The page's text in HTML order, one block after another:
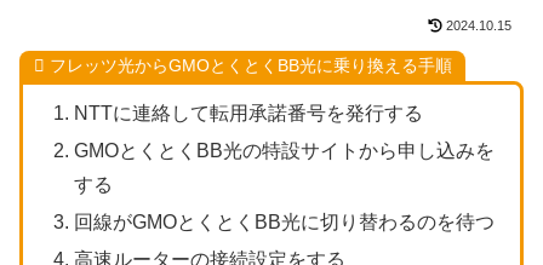
2024.10.15
フレッツ光からGMOとくとくBB光に乗り換える手順
NTTに連絡して転用承諾番号を発行する
GMOとくとくBB光の特設サイトから申し込みを
する
回線がGMOとくとくBB光に切り替わるのを待つ
高速ルーターの接続設定をする